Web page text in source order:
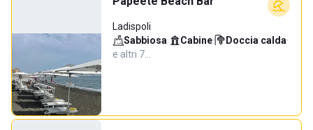
Ladispoli
Sabbiosa· Cabine· Doccia calda·
e altri 7…